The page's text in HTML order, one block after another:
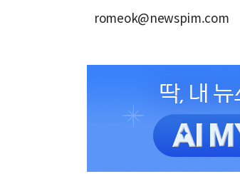
romeok@newspim.com